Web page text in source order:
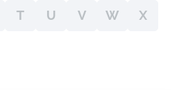
T U V W X